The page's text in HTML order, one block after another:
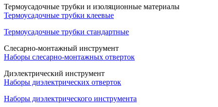
Термоусадочные трубки и изоляционные материалы
Термоусадочные трубки клеевые
Термоусадочные трубки стандартные
Слесарно-монтажный инструмент
Наборы слесарно-монтажных отверток
Диэлектрический инструмент
Наборы диэлектрических отверток
Наборы диэлектрического инструмента